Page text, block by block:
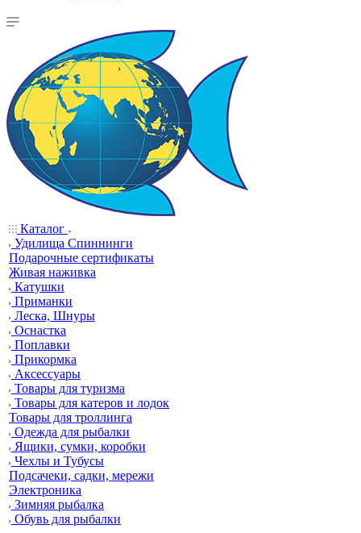
Каталог
Удилища Спиннинги
Подарочные сертификаты
Живая наживка
Катушки
Приманки
Леска, Шнуры
Оснастка
Поплавки
Прикормка
Аксессуары
Товары для туризма
Товары для катеров и лодок
Товары для троллинга
Одежда для рыбалки
Ящики, сумки, коробки
Чехлы и Тубусы
Подсачеки, садки, мережи
Электроника
Зимняя рыбалка
Обувь для рыбалки